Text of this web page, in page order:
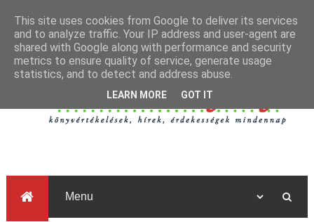
This site uses cookies from Google to deliver its services
and to analyze traffic. Your IP address and user-agent are
shared with Google along with performance and security
metrics to ensure quality of service, generate usage
statistics, and to detect and address abuse.
LEARN MORE GOT IT